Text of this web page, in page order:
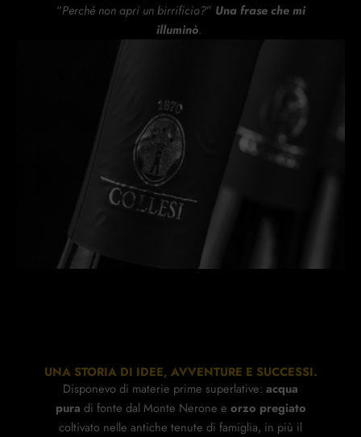
“Perché non apri un birrificio?” Una frase che mi
illuminò.
UNA STORIA DI IDEE, AVVENTURE E SUCCESSI.
Disponevo di materie prime superlative: acqua
pura di fonte dal Monte Nerone e orzo pregiato
coltivato nelle antiche tenute di famiglia, in più il